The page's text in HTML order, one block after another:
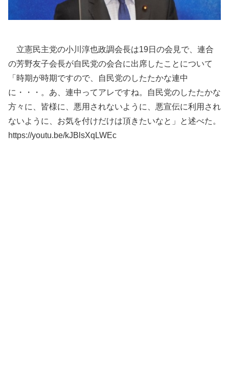
立憲民主党の小川淳也政調会長は19日の会見で、連合
の芳野友子会長が自民党の会合に出席したことについて
「時期が時期ですので、自民党のしたたかな連中
に・・・。あ、連中ってアレですね。自民党のしたたかな
方々に、皆様に、悪用されないように、悪宣伝に利用され
ないように、お気を付けだけは頂きたいなと」と述べた。
https://youtu.be/kJBlsXqLWEc